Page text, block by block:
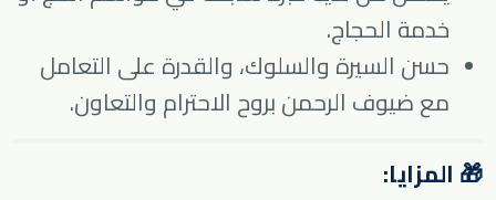
خدمة الحجاج.
حسن السيرة والسلوك، والقدرة على التعامل
مع ضيوف الرحمن بروح الاحترام والتعاون.
🎁 المزايا: